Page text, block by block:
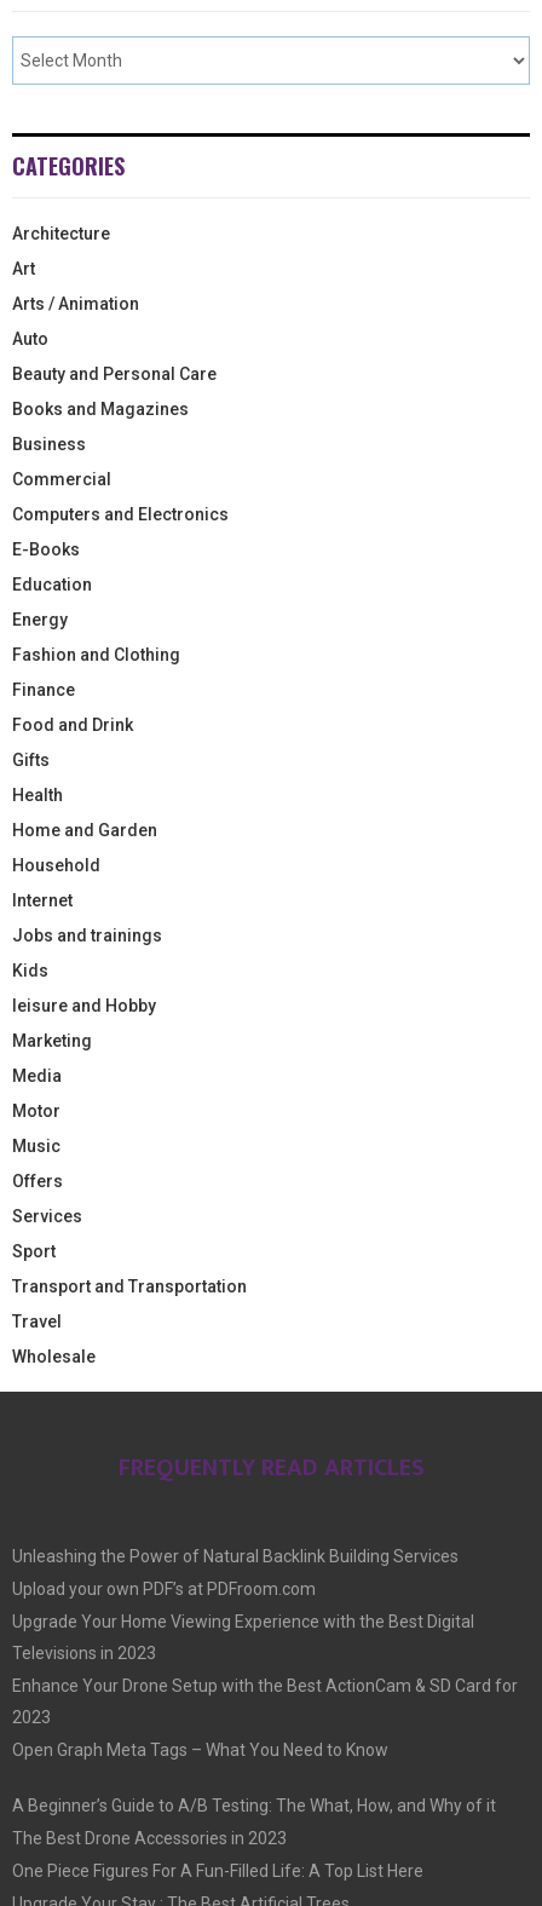
CATEGORIES
Architecture
Art
Arts / Animation
Auto
Beauty and Personal Care
Books and Magazines
Business
Commercial
Computers and Electronics
E-Books
Education
Energy
Fashion and Clothing
Finance
Food and Drink
Gifts
Health
Home and Garden
Household
Internet
Jobs and trainings
Kids
leisure and Hobby
Marketing
Media
Motor
Music
Offers
Services
Sport
Transport and Transportation
Travel
Wholesale
FREQUENTLY READ ARTICLES
Unleashing the Power of Natural Backlink Building Services
Upload your own PDF’s at PDFroom.com
Upgrade Your Home Viewing Experience with the Best Digital
Televisions in 2023
Enhance Your Drone Setup with the Best ActionCam & SD Card for
2023
Open Graph Meta Tags – What You Need to Know
A Beginner’s Guide to A/B Testing: The What, How, and Why of it
The Best Drone Accessories in 2023
One Piece Figures For A Fun-Filled Life: A Top List Here